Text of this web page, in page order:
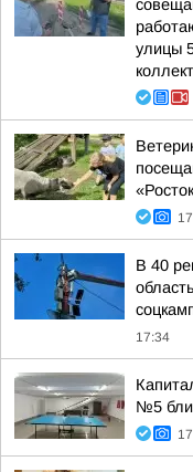
улицы
В 40
17:34
№5